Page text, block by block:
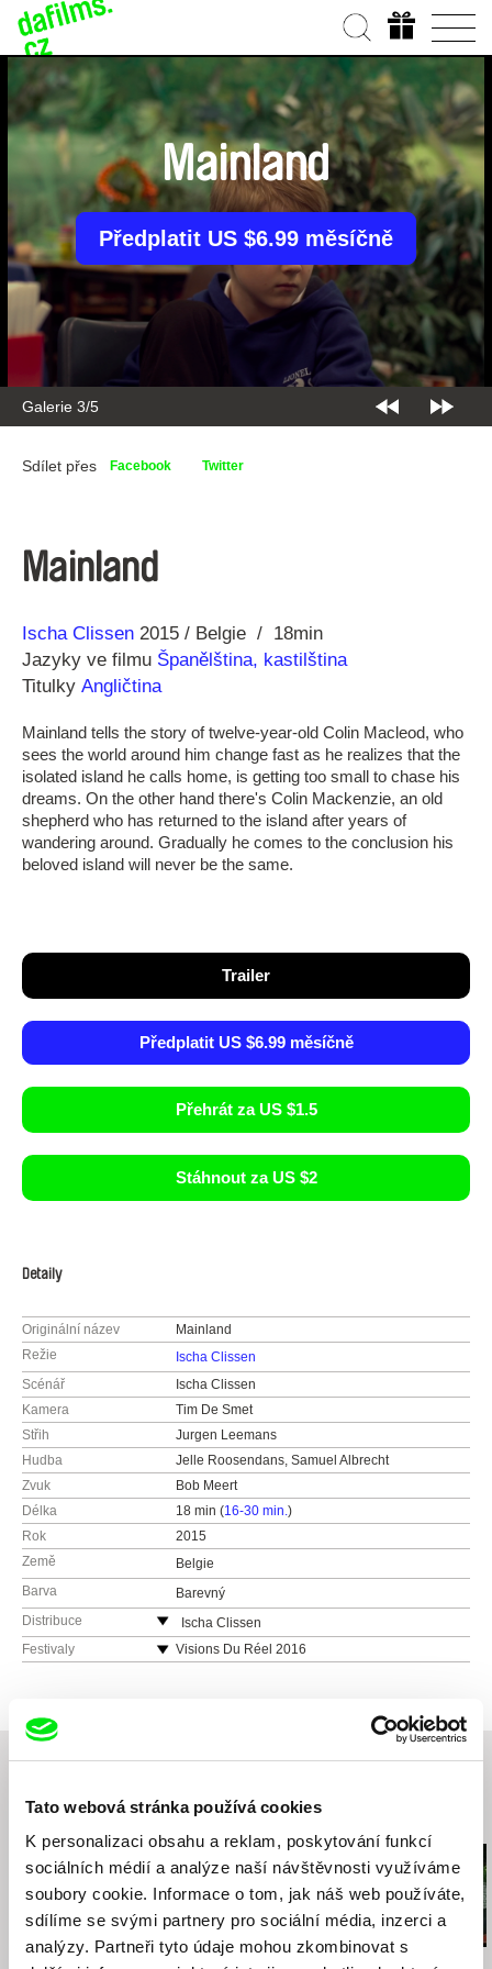
Tato webová stránka používá cookies
K personalizaci obsahu a reklam, poskytování funkcí
sociálních médií a analýze naší návštěvnosti využíváme
soubory cookie. Informace o tom, jak náš web používáte,
sdílíme se svými partnery pro sociální média, inzerci a
analýzy. Partneři tyto údaje mohou zkombinovat s
Galerie 3/5
Mainland
Předplatit US $6.99 měsíčně
Sdílet přes Facebook Twitter
Mainland
Režie
Ischa Clissen
Rok 2015 Belgie
18min
Jazyky ve filmu Španělština, kastilština
Titulky Angličtina
Mainland tells the story of twelve-year-old Colin Macleod, who
sees the world around him change fast as he realizes that the
isolated island he calls home, is getting too small to chase his
dreams. On the other hand there's Colin Mackenzie, an old
shepherd who has returned to the island after years of
wandering around. Gradually he comes to the conclusion his
beloved island will never be the same.
Trailer
Předplatit US $6.99 měsíčně
Přehrát za US $1.5
Stáhnout za US $2
Detaily
Originální název
Mainland
Režie
Ischa Clissen
Scénář
Ischa Clissen
Kamera
Tim De Smet
Střih
Jurgen Leemans
Hudba
Jelle Roosendans, Samuel Albrecht
Zvuk
Bob Meert
Délka
18 min (16-30 min.)
Rok
2015
Země
Belgie
Barva
Barevný
Distribuce
Ischa Clissen
Belgie
Festivaly
Visions Du Réel 2016
Edinburgh Short Film Festival 2016
Athens International Short Film Festival 2016
Související filmy (20)
Tomáš Hodan Raluca Racean Gorgos Laila Pakalniņa